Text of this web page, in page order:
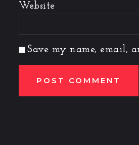
Website
Save my name, email,